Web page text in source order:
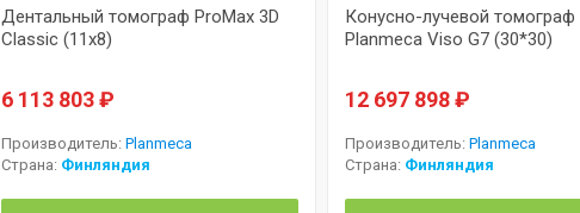
Дентальный томограф ProMax 3D
Classic (11x8)
6 113 803₽
Производитель: Planmeca
Страна: Финляндия
Конусно-лучевой томограф
Planmeca Viso G7 (30*30)
12 697 898₽
Производитель:Planmeca
Страна: Финляндия